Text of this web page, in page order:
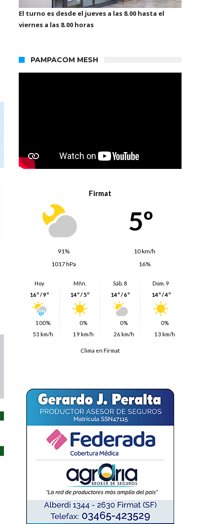
El turno es desde el jueves a las 8.00 hasta el
viernes a las 8.00 horas
PAMPACOM MESH
Firmat
5º
91%
10 km/h
1017 hPa
16%
Hoy
16º / 9º
100%
53 km/h
Mñn.
14º / 5º
0%
19 km/h
Sáb. 8
14º / 6º
0%
26 km/h
Dom. 9
14º / 4º
0%
13 km/h
Clima en Firmat